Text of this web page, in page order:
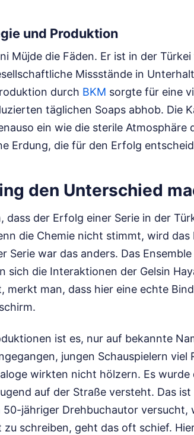
und Produktion
Müjde die Fäden. Er ist in der
Missstände in
durch BKM sorgte für eine
täglichen Soaps abhob. Die
ein wie die sterile Atmosphäre
Erdung, die für den Erfolg
den Unterschied
dass der Erfolg einer Serie in der
die Chemie nicht stimmt, wird
Serie war das anders. Das
sich die Interaktionen der Gelsin
merkt man, dass hier eine echte
ist es, nur auf bekannte
jungen Schauspielern viel
wirkten nicht hölzern. Es wurde
auf der Straße versteht. Das
jähriger Drehbuchautor versucht,
zu schreiben, geht das oft schief.